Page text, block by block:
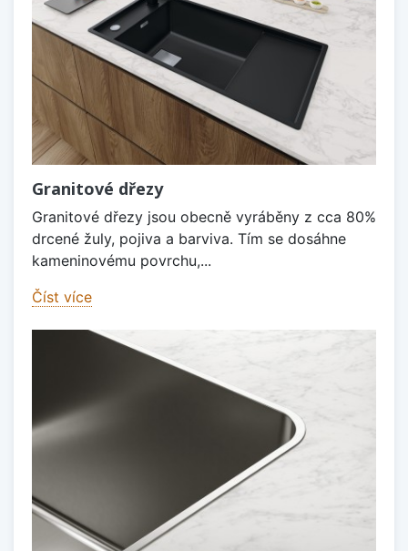
Granitové dřezy
Granitové dřezy jsou obecně vyráběny z cca 80%
drcené žuly, pojiva a barviva. Tím se dosáhne
kameninovému povrchu,...
Číst více